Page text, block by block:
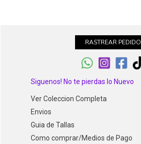
RASTREAR PEDIDO
Siguenos! No te pierdas lo Nuevo
Ver Coleccion Completa
Envios
Guia de Tallas
Como comprar/Medios de Pago